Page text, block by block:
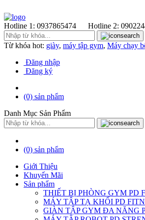
Hotline 1: 0937865474 Hotline 2:
Từ khóa hot: giày, máy tập gym, Máy chạy
Đăng nhập
Đăng ký
(0) sản phẩm
Danh Mục Sản Phẩm
(0) sản phẩm
Giới Thiệu
Khuyến Mãi
Sản phẩm
THIẾT BỊ PHÒNG GYM PD
MÁY TẬP TẠ KHỐI PD
GIÀN TẬP GYM ĐA NĂNG